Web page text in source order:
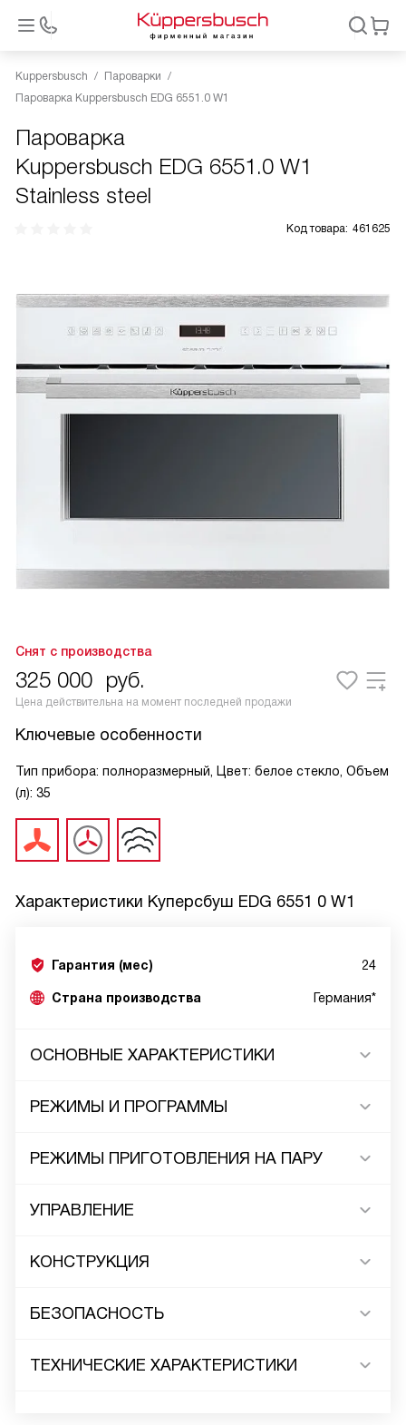
Kuppersbusch
Пароварки
Пароварка Kuppersbusch EDG 6551.0 W1
Пароварка
Kuppersbusch EDG 6551.0 W1
Stainless steel
Код товара: 461625
Снят с производства
325 000 руб.
Цена действительна на момент последней продажи
Ключевые особенности
Тип прибора: полноразмерный, Цвет: белое стекло, Объем
(л): 35
Характеристики Куперсбуш EDG 6551 0 W1
Гарантия (мес) 24
Страна производства Германия*
ОСНОВНЫЕ ХАРАКТЕРИСТИКИ
РЕЖИМЫ И ПРОГРАММЫ
РЕЖИМЫ ПРИГОТОВЛЕНИЯ НА ПАРУ
УПРАВЛЕНИЕ
КОНСТРУКЦИЯ
БЕЗОПАСНОСТЬ
ТЕХНИЧЕСКИЕ ХАРАКТЕРИСТИКИ